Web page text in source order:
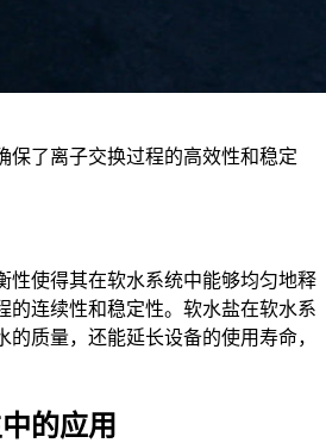
保了离子交换过程的高效性和稳定
性使得其在软水系统中能够均匀地释
的连续性和稳定性。软水盐在软水系
质量，还能延长设备的使用寿命，
的应用